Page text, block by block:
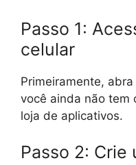
Passo 1:
celular
Primeiramente,
você ainda não tem
loja de aplicativos.
Passo 2: Crie